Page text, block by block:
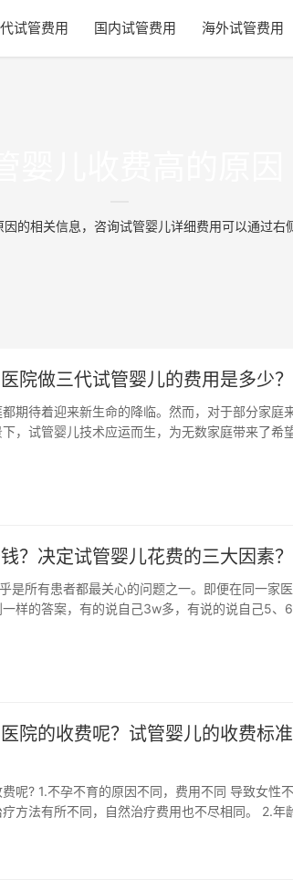
试管费用 国内试管费用 海外试管费用
的相关信息，咨询试管婴儿详细费用可以通过右
院做三代试管婴儿的费用是多少？
期待着迎来新生命的降临。然而，对于部分家庭
，试管婴儿技术应运而生，为无数家庭带来了希
？决定试管婴儿花费的三大因素？
是所有患者都最关心的问题之一。即便在同一家
样的答案，有的说自己3w多，有说的说自己5、
院的收费呢？试管婴儿的收费标
呢? 1.不孕不育的原因不同，费用不同 导致女性
方法有所不同，自然治疗费用也不尽相同。 2.年